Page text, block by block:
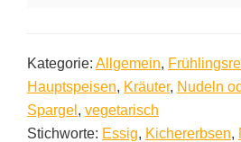
Kategorie: Allgemein,
Hauptspeisen, Kräuter, Nudeln
Spargel , vegetarisch
Stichworte: Essig, Kichererbsen,